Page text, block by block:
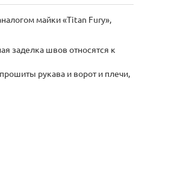
майки «Titan Fury»,
заделка швов относятся к
рукава и ворот и плечи,